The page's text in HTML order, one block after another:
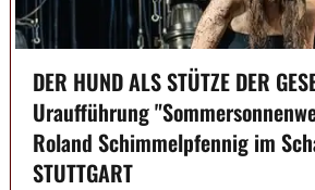
DER HUND ALS STÜTZE DER
Uraufführung
Roland Schimmelpfennig im
STUTTGART